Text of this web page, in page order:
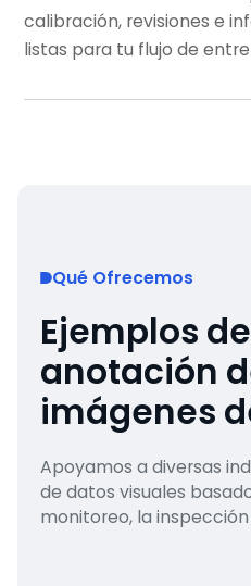
calibración, revisiones e
listas para tu flujo de
Qué Ofrecemos
Ejemplos
anotación
imágenes
Apoyamos a diversas
de datos visuales
monitoreo, la inspección